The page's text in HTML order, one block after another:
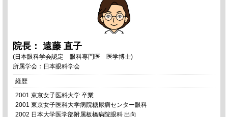
院長： 遠藤 直子
(日本眼科学会認定 眼科専門医 医学博士)
所属学会：日本眼科学会
経歴
2001 東京女子医科大学 卒業
2001 東京女子医科大学病院糖尿病センター眼科
2002 日本大学医学部附属板橋病院眼科 出向